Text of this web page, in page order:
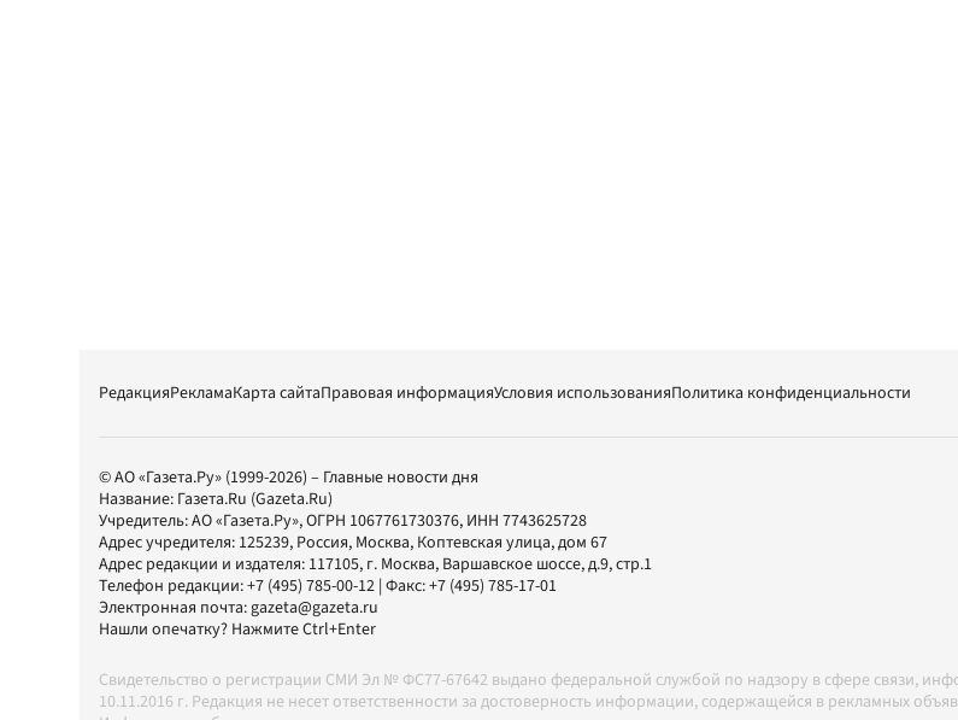
РедакцияРекламаКарта сайтаПравовая информацияУсловия использованияПолитика конфиденциальности
© АО «Газета.Ру» (1999-2026) – Главные новости дня
Название: Газета.Ru (Gazeta.Ru)
Учредитель:АО «Газета.Ру», ОГРН 1067761730376, ИНН 7743625728
Адрес учредителя: 125239, Россия, Москва, Коптевская улица, дом 67
Адрес редакции и издателя: 117105, г. Москва, Варшавское шоссе, д.9, стр.1
Телефон редакции:+7 (495) 785-00-12 | Факс:+7 (495) 785-17-01
Электронная почта:gazeta@gazeta.ru
Нашли опечатку? Нажмите Ctrl+Enter
Свидетельство о регистрации СМИ Эл № ФС77-67642 выдано федеральной службой по надзору в сфере связи,
10.11.2016 г. Редакция не несет ответственности за достоверность информации, содержащейся в рекламных